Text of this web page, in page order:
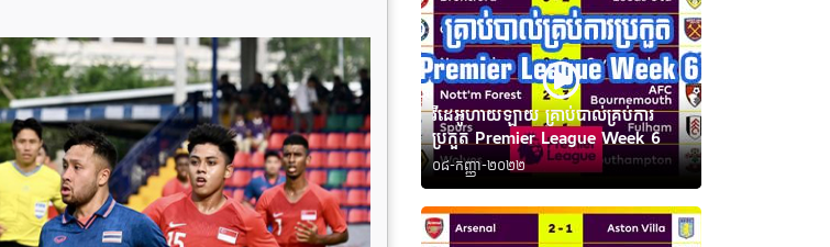
វីដេអូហាយឡាយ គ្រាប់បាល់គ្រប់ការ
ប្រកួត Premier League Week 6
០៨-កញ្ញា-២០២២